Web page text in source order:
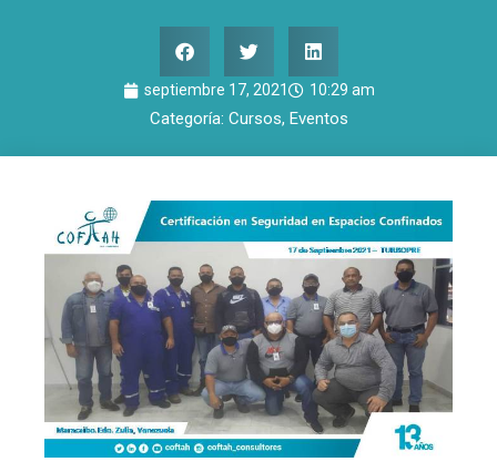
septiembre 17, 2021 10:29 am
Categoría: Cursos, Eventos